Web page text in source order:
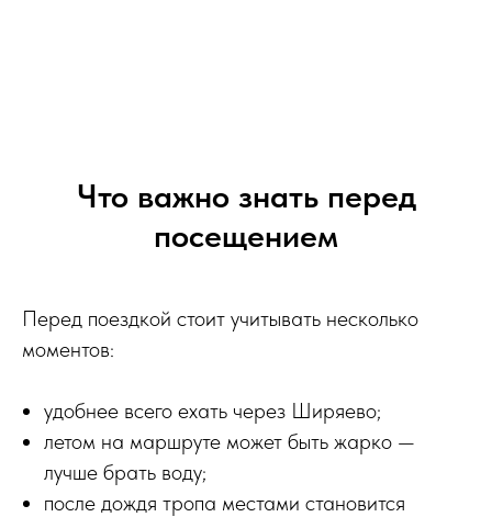
Что важно знать перед
посещением
Перед поездкой стоит учитывать несколько
моментов:
удобнее всего ехать через Ширяево;
летом на маршруте может быть жарко —
лучше брать воду;
после дождя тропа местами становится